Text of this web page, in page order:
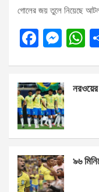
গোলের জয় তুলে নিয়েছে
F
b
o
o
k
M
n
g
er
s
p
৯৬